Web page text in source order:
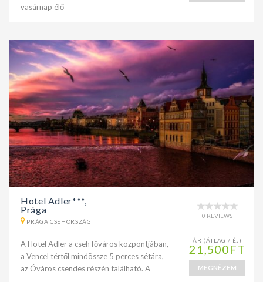
vasárnap élő
Hotel Adler***,
Prága
PRÁGA CSEHORSZÁG
0 REVIEWS
A Hotel Adler a cseh főváros központjában,
a Vencel tértől mindössze 5 perces sétára,
az Óváros csendes részén található. A
ÁR (ÁTLAG / ÉJ)
21,500FT
MEGNÉZEM